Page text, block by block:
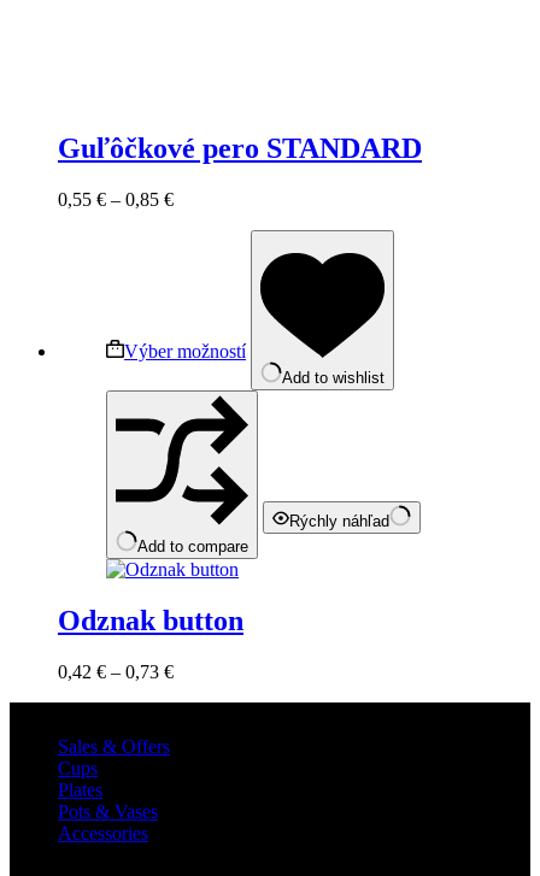
Guľôčkové pero STANDARD
0,55 € – 0,85 €
Výber možností
Add to wishlist
Add to compare
Rýchly náhľad
Odznak button
0,42 € – 0,73 €
Sales & Offers
Cups
Plates
Pots & Vases
Accessories